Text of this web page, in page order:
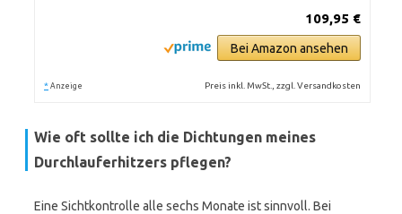
109,95 €
Bei Amazon ansehen
* Anzeige Preis inkl. MwSt., zzgl. Versandkosten
Wie oft sollte ich die Dichtungen meines
Durchlauferhitzers pflegen?
Eine Sichtkontrolle alle sechs Monate ist sinnvoll. Bei